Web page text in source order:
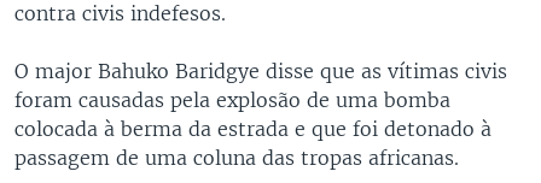
contra civis indefesos.
O major Bahuko Baridgye disse que as vítimas civis
foram causadas pela explosão de uma bomba
colocada à berma da estrada e que foi detonado à
passagem de uma coluna das tropas africanas.